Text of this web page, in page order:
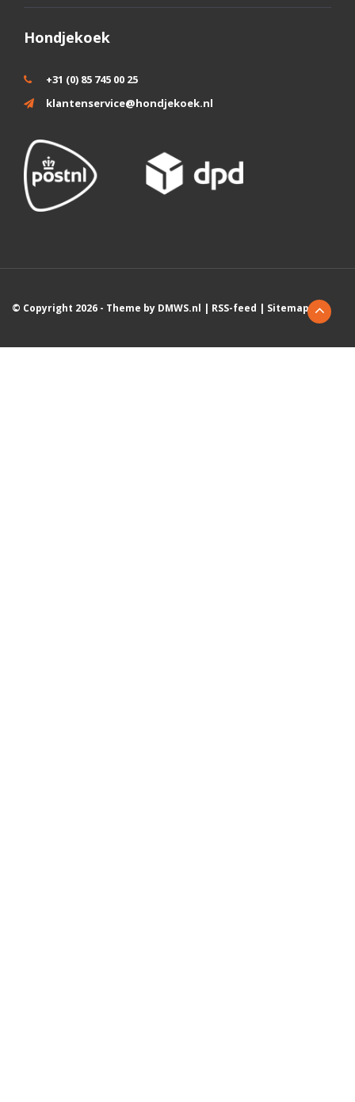
Hondjekoek
+31 (0) 85 745 00 25
klantenservice@hondjekoek.nl
© Copyright 2026 - Theme by DMWS.nl RSS-feed Sitemap